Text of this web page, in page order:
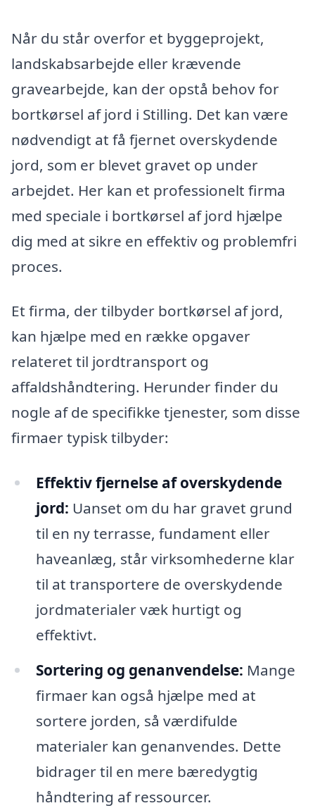
Når du står overfor et byggeprojekt,
landskabsarbejde eller krævende
gravearbejde, kan der opstå behov for
bortkørsel af jord i Stilling. Det kan være
nødvendigt at få fjernet overskydende
jord, som er blevet gravet op under
arbejdet. Her kan et professionelt firma
med speciale i bortkørsel af jord hjælpe
dig med at sikre en effektiv og problemfri
proces.
Et firma, der tilbyder bortkørsel af jord,
kan hjælpe med en række opgaver
relateret til jordtransport og
affaldshåndtering. Herunder finder du
nogle af de specifikke tjenester, som disse
firmaer typisk tilbyder:
Effektiv fjernelse af overskydende
jord: Uanset om du har gravet grund
til en ny terrasse, fundament eller
haveanlæg, står virksomhederne klar
til at transportere de overskydende
jordmaterialer væk hurtigt og
effektivt.
Sortering og genanvendelse: Mange
firmaer kan også hjælpe med at
sortere jorden, så værdifulde
materialer kan genanvendes. Dette
bidrager til en mere bæredygtig
håndtering af ressourcer.